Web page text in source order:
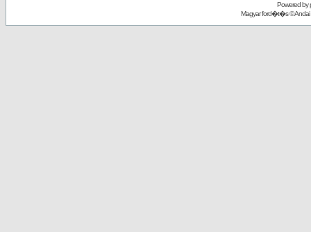
Powered by
Magyar ford�t�s ©Andai